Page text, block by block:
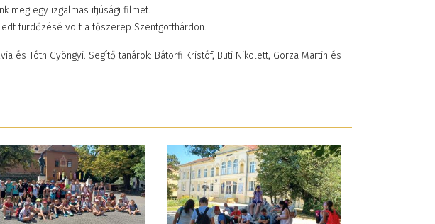
teli napok
Német nyelvi tábor
Steiermarkban
Együtt, lendületben
Teljesítménytúrával
meg egy izgalmas ifjúsági filmet.
fürdőzésé volt a főszerep Szentgotthárdon.
és Tóth Gyöngyi. Segítő tanárok: Bátorfi Kristóf, Buti Nikolett, Gorza Martin és